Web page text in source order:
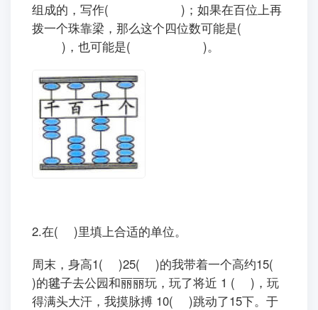
组成的，写作( )；如果在百位上再
拨一个珠靠梁，那么这个四位数可能是(
)，也可能是( )。
2.在( )里填上合适的单位。
周末，身高1( )25( )的我带着一个高约15(
)的毽子去公园和丽丽玩，玩了将近 1 ( )，玩
得满头大汗，我摸脉搏 10( )跳动了15下。于